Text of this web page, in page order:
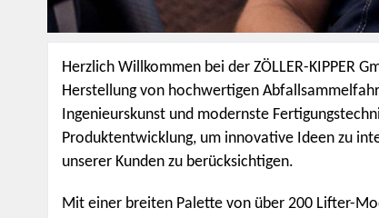
Herzlich Willkommen bei der ZÖLLER-KIPPER
Herstellung von hochwertigen
Ingenieurskunst und modernste
Produktentwicklung, um innovative Ideen zu
unserer Kunden zu berücksichtigen.
Mit einer breiten Palette von über 200 Lifter-